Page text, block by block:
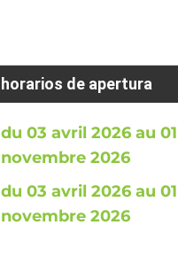
horarios de apertura
du 03 avril 2026 au 01
novembre 2026
du 03 avril 2026 au 01
novembre 2026